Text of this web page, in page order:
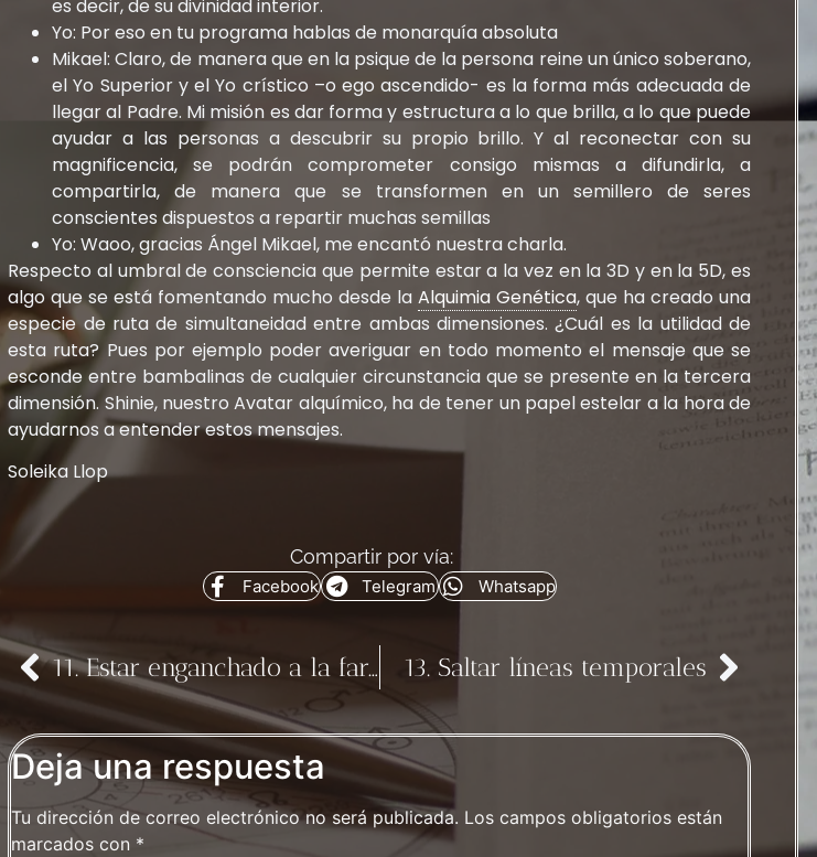
es decir, de su divinidad interior.
Yo: Por eso en tu programa hablas de monarquía absoluta
Mikael: Claro, de manera que en la psique de la persona reine un único soberano,
el Yo Superior y el Yo crístico –o ego ascendido- es la forma más adecuada de
llegar al Padre. Mi misión es dar forma y estructura a lo que brilla, a lo que puede
ayudar a las personas a descubrir su propio brillo. Y al reconectar con su
magnificencia, se podrán comprometer consigo mismas a difundirla, a
compartirla, de manera que se transformen en un semillero de seres
conscientes dispuestos a repartir muchas semillas
Yo: Waoo, gracias Ángel Mikael, me encantó nuestra charla.
Respecto al umbral de consciencia que permite estar a la vez en la 3D y en la 5D, es
algo que se está fomentando mucho desde laAlquimia Genética, que ha creado una
especie de ruta de simultaneidad entre ambas dimensiones. ¿Cuál es la utilidad de
esta ruta? Pues por ejemplo poder averiguar en todo momento el mensaje que se
esconde entre bambalinas de cualquier circunstancia que se presente en la tercera
dimensión. Shinie, nuestro Avatar alquímico, ha de tener un papel estelar a la hora de
ayudarnos a entender estos mensajes.
Soleika Llop
Compartir por vía:
Facebook Telegram Whatsapp
11. Estar enganchado a la farola 13. Saltar líneas temporales
Deja una respuesta
Tu dirección de correo electrónico no será publicada. Los campos obligatorios están
marcados con *